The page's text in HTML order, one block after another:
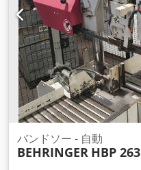
バンドソー - 自動
BEHRINGER HBP 263